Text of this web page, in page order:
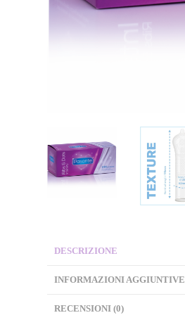
DESCRIZIONE
INFORMAZIONI AGGIUNTIVE
RECENSIONI (0)